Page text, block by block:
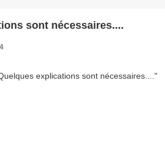
sont nécessaires....